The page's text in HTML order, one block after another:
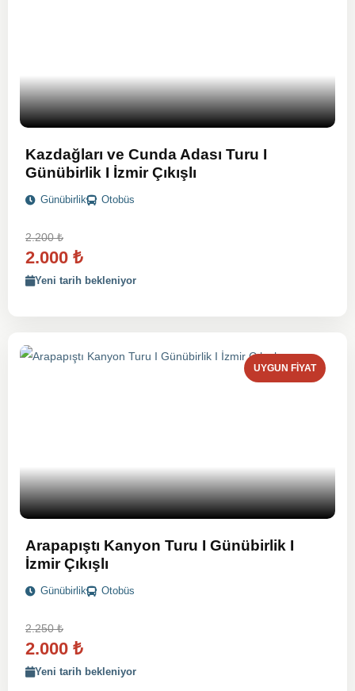
Kazdağları ve Cunda Adası Turu I
Günübirlik I İzmir Çıkışlı
Günübirlik Otobüs
2.200₺
2.000 ₺
Yeni tarih bekleniyor
UYGUN FIYAT
Arapapıştı Kanyon Turu I Günübirlik I
İzmir Çıkışlı
Günübirlik Otobüs
2.250₺
2.000 ₺
Yeni tarih bekleniyor